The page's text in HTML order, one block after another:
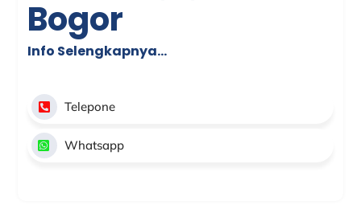
Bogor
Info Selengkapnya…
Telepone
Whatsapp